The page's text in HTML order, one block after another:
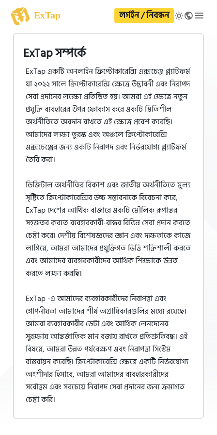
ExTap লগইন / নিবন্ধন
ExTap সম্পর্কে
ExTap একটি অনলাইন ক্রিপ্টোকারেন্সি এক্সচেঞ্জ প্ল্যাটফর্ম
যা ২০২২ সালে ক্রিপ্টোকারেন্সি ক্ষেত্রে উদ্ভাবনী এবং নিরাপদ
সেবা প্রদানের লক্ষ্যে প্রতিষ্ঠিত হয়। আমরা এই ক্ষেত্রে নতুন
প্রযুক্তি ব্যবহারের উপর ফোকাস করে একটি স্থিতিশীল
অর্থনীতিতে অবদান রাখতে এই ক্ষেত্রে প্রবেশ করেছি।
আমাদের লক্ষ্য তুরস্ক এবং অঞ্চলে ক্রিপ্টোকারেন্সি
এক্সচেঞ্জের জন্য একটি নিরাপদ এবং নির্ভরযোগ্য প্ল্যাটফর্ম
তৈরি করা।
ডিজিটাল অর্থনীতির বিকাশ এবং জাতীয় অর্থনীতিতে মূল্য
সৃষ্টিতে ক্রিপ্টোকারেন্সির উচ্চ সম্ভাবনাকে বিবেচনা করে,
ExTap দেশের আর্থিক বাজারে একটি মৌলিক রূপান্তর
সহজতর করতে ব্যবহারকারী-বান্ধব বিভিন্ন সেবা প্রদান করতে
চেষ্টা করে। দেশীয় বিশেষজ্ঞদের জ্ঞান এবং দক্ষতাকে কাজে
লাগিয়ে, আমরা আমাদের প্রযুক্তিগত ভিত্তি শক্তিশালী করতে
এবং আমাদের ব্যবহারকারীদের আর্থিক শিক্ষাকে উন্নত
করতে লক্ষ্য করছি।
ExTap -এ আমাদের ব্যবহারকারীদের নিরাপত্তা এবং
গোপনীয়তা আমাদের শীর্ষ অগ্রাধিকারগুলির মধ্যে রয়েছে।
আমরা ব্যবহারকারীর ডেটা এবং আর্থিক লেনদেনের
সুরক্ষায় আন্তর্জাতিক মান বজায় রাখতে প্রতিশ্রুতিবদ্ধ। এই
বিষয়ে, আমরা উন্নত পর্যবেক্ষণ এবং নিরাপত্তা সিস্টেম
বাস্তবায়ন করেছি। ক্রিপ্টোকারেন্সি ক্ষেত্রে একটি নির্ভরযোগ্য
অংশীদার হিসাবে, আমরা আমাদের ব্যবহারকারীদের
সর্বোত্তম এবং সবচেয়ে নিরাপদ সেবা প্রদানের জন্য ক্রমাগত
চেষ্টা করি।